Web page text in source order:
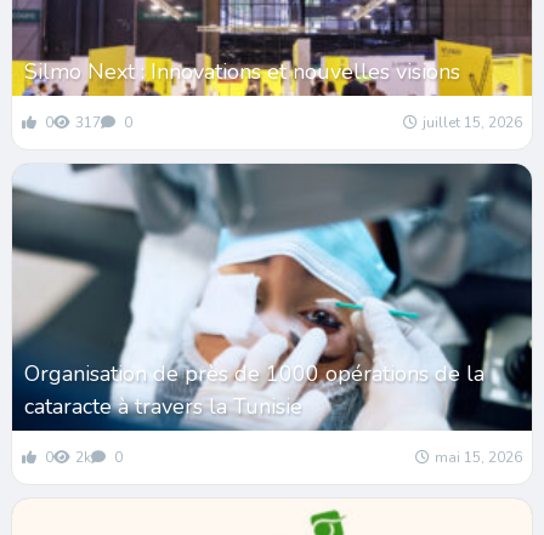
Silmo Next : Innovations et nouvelles visions
0 317 0 juillet 15, 2026
Organisation de près de 1000 opérations de la
cataracte à travers la Tunisie
0 2k 0 mai 15, 2026